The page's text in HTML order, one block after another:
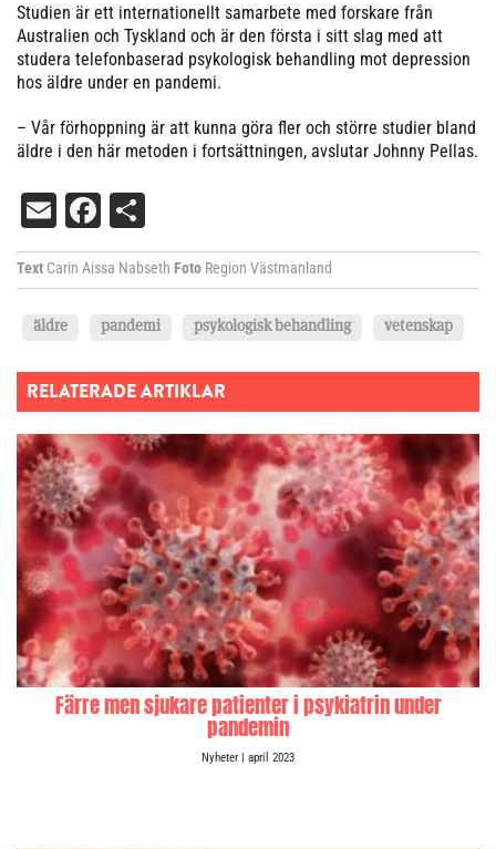
Studien är ett internationellt samarbete med forskare från
Australien och Tyskland och är den första i sitt slag med att
studera telefonbaserad psykologisk behandling mot depression
hos äldre under en pandemi.
– Vår förhoppning är att kunna göra fler och större studier bland
äldre i den här metoden i fortsättningen, avslutar Johnny Pellas.
EmailFacebook
Text Carin Aissa Nabseth Foto Region Västmanland
äldre pandemi psykologisk behandling vetenskap
RELATERADE ARTIKLAR
Färre men sjukare patienter i psykiatrin under
pandemin
Nyheter | april 2023